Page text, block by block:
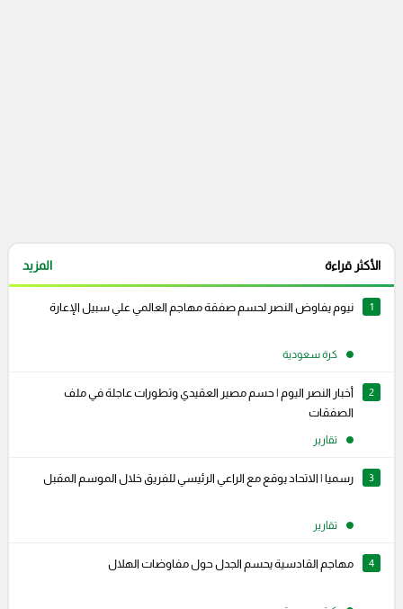
الأكثر قراءة المزيد
1 نيوم يفاوض النصر لحسم صفقة مهاجم العالمي علي سبيل الإعارة
كرة سعودية
2
أخبار النصر اليوم | حسم مصير العقيدي وتطورات عاجلة في ملف
الصفقات
تقارير
3 رسميا | الاتحاد يوقع مع الراعي الرئيسي للفريق خلال الموسم المقبل
تقارير
4 مهاجم القادسية يحسم الجدل حول مفاوضات الهلال